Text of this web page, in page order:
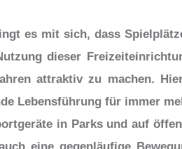
es mit sich, dass
dieser
attraktiv zu machen.
Lebensführung für immer
in Parks und auf